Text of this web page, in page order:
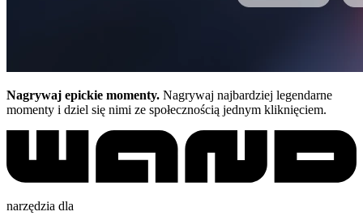
Nagrywaj epickie momenty. Nagrywaj najbardziej legendarne
momenty i dziel się nimi ze społecznością jednym kliknięciem.
narzędzia dla